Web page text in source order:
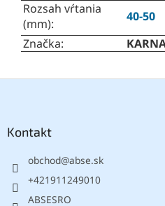
Rozsah vŕtania
(mm):
40-50
Značka:
Kontakt
obchod@abse.sk
+421911249010
ABSESRO